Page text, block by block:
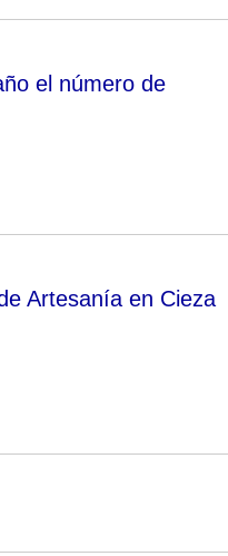
el número de
Artesanía en Cieza